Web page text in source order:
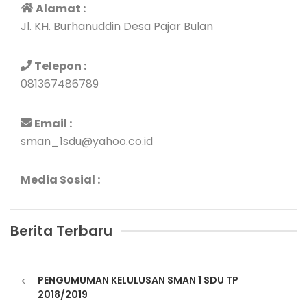
Alamat :
Jl. KH. Burhanuddin Desa Pajar Bulan
Telepon :
081367486789
Email :
sman_1sdu@yahoo.co.id
Media Sosial :
Berita Terbaru
<
PENGUMUMAN KELULUSAN SMAN 1 SDU TP
2018/2019